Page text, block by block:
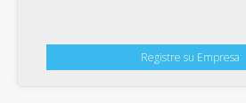
Registre su Empresa